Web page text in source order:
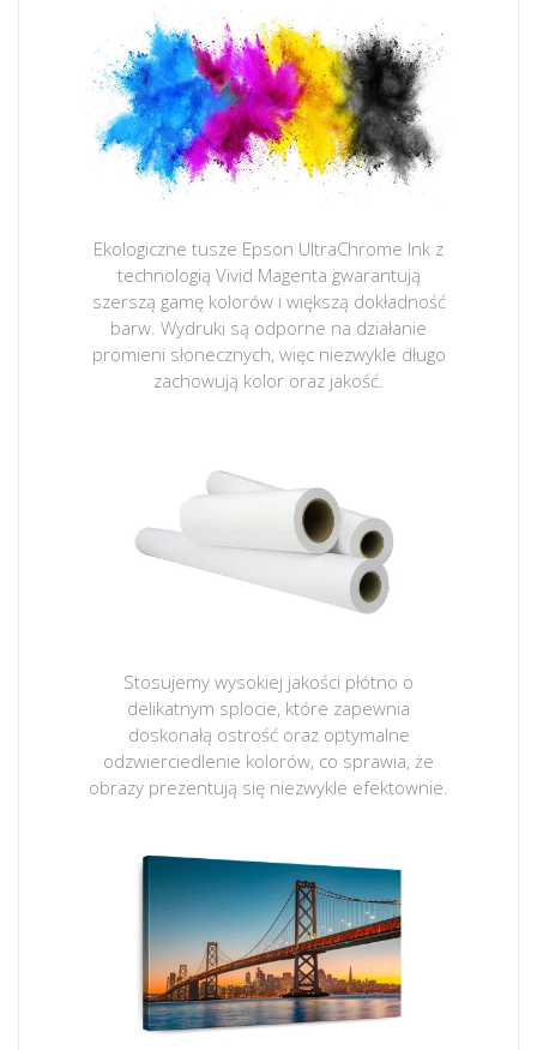
Ekologiczne tusze Epson UltraChrome Ink z
technologią Vivid Magenta gwarantują
szerszą gamę kolorów i większą dokładność
barw. Wydruki są odporne na działanie
promieni słonecznych, więc niezwykle długo
zachowują kolor oraz jakość.
Stosujemy wysokiej jakości płótno o
delikatnym splocie, które zapewnia
doskonałą ostrość oraz optymalne
odzwierciedlenie kolorów, co sprawia, że
obrazy prezentują się niezwykle efektownie.